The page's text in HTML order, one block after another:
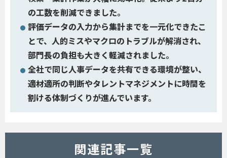
の工数を削減できました。
評価データの入力から集計までを一元化できたこ
とで、人的ミスやマクロのトラブルが解消され、
部門長の負担も大きく軽減されました。
全社で同じ人事データを共有できる環境が整い、
適材適所の判断やタレントマネジメントに時間を
割ける体制づくりが進んでいます。
関連記事一覧